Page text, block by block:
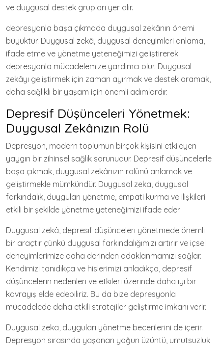
ve duygusal destek grupları yer alır.
depresyonla başa çıkmada duygusal zekânın önemi
büyüktür. Duygusal zekâ, duygusal deneyimleri anlama,
ifade etme ve yönetme yeteneğimizi geliştirerek
depresyonla mücadelemize yardımcı olur. Duygusal
zekâyı geliştirmek için zaman ayırmak ve destek aramak,
daha sağlıklı bir yaşam için önemli adımlardır.
Depresif Düşünceleri Yönetmek:
Duygusal Zekânızın Rolü
Depresyon, modern toplumun birçok kişisini etkileyen
yaygın bir zihinsel sağlık sorunudur. Depresif düşüncelerle
başa çıkmak, duygusal zekânızın rolünü anlamak ve
geliştirmekle mümkündür. Duygusal zeka, duygusal
farkındalık, duyguları yönetme, empati kurma ve ilişkileri
etkili bir şekilde yönetme yeteneğimizi ifade eder.
Duygusal zekâ, depresif düşünceleri yönetmede önemli
bir araçtır çünkü duygusal farkındalığımızı artırır ve içsel
deneyimlerimize daha derinden odaklanmamızı sağlar.
Kendimizi tanıdıkça ve hislerimizi anladıkça, depresif
düşüncelerin nedenleri ve etkileri üzerinde daha iyi bir
kavrayış elde edebiliriz. Bu da bize depresyonla
mücadelede daha etkili stratejiler geliştirme imkanı verir.
Duygusal zeka, duyguları yönetme becerilerini de içerir.
Depresyon sırasında yaşanan yoğun üzüntü, umutsuzluk